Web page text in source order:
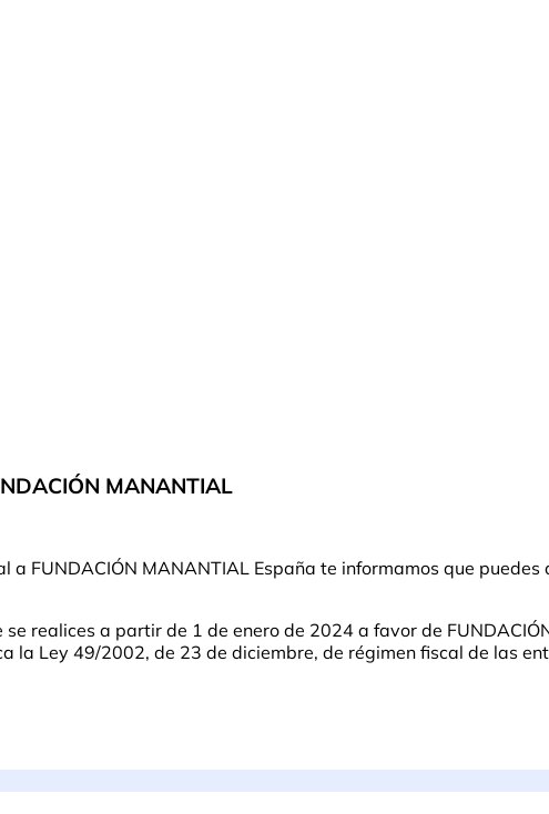
MANANTIAL
FUNDACIÓN MANANTIAL España te informamos que
realices a partir de 1 de enero de 2024 a favor de
la Ley 49/2002, de 23 de diciembre, de régimen fiscal de las